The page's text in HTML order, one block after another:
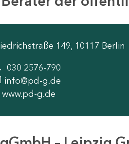
149, 10117 Berlin
030 2576-790
info@pd-g.de
www.pd-g.de